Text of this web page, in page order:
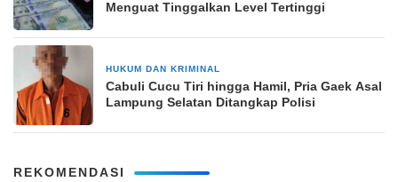
Menguat Tinggalkan Level Tertinggi
HUKUM DAN KRIMINAL
Cabuli Cucu Tiri hingga Hamil, Pria Gaek Asal
Lampung Selatan Ditangkap Polisi
REKOMENDASI